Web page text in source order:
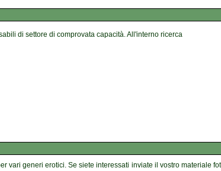
di settore di comprovata capacità. All'interno ricerca
generi erotici. Se siete interessati inviate il vostro materiale